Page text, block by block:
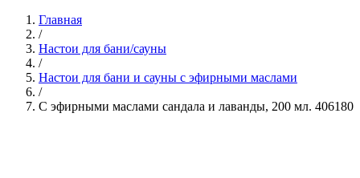
Главная
/
Настои для бани/сауны
/
Настои для бани и сауны с эфирными маслами
/
С эфирными маслами сандала и лаванды, 200 мл. 406180